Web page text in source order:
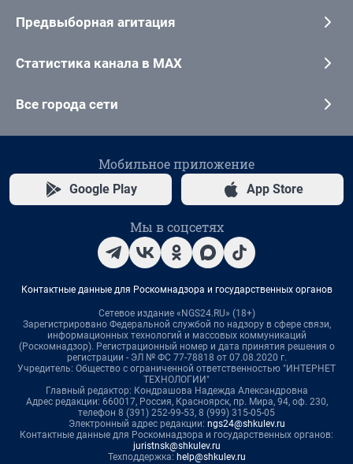
Предвыборная агитация
Статистика канала в MAX
Все города сети
Мобильное приложение
Google Play App Store
Мы в соцсетях
Контактные данные для Роскомнадзора и государственных органов
Сетевое издание «NGS24.RU» (18+)
Зарегистрировано Федеральной службой по надзору в сфере связи,
информационных технологий и массовых коммуникаций
(Роскомнадзор). Регистрационный номер и дата принятия решения о
регистрации - ЭЛ № ФС 77-78818 от 07.08.2020 г.
Учредитель: Общество с ограниченной ответственностью "ИНТЕРНЕТ
ТЕХНОЛОГИИ"
Главный редактор: Кондрашова Надежда Александровна
Адрес редакции: 660017, Россия, Красноярск, пр. Мира, 94, оф. 230,
телефон 8 (391) 252-99-53, 8 (999) 315-05-05
Электронный адрес редакции: ngs24@shkulev.ru
Контактные данные для Роскомнадзора и государственных органов:
juristnsk@shkulev.ru
Техподдержка: help@shkulev.ru